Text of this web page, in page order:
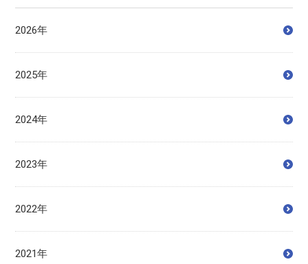
2026年
2025年
2024年
2023年
2022年
2021年